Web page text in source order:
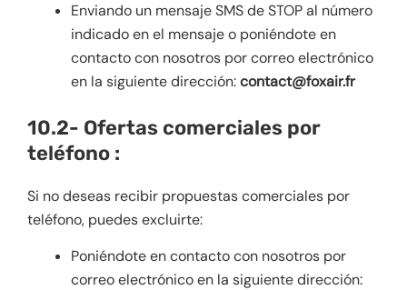
Enviando un mensaje SMS de STOP al número
indicado en el mensaje o poniéndote en
contacto con nosotros por correo electrónico
en la siguiente dirección:contact@foxair.fr
10.2- Ofertas comerciales por
teléfono :
Si no deseas recibir propuestas comerciales por
teléfono, puedes excluirte:
Poniéndote en contacto con nosotros por
correo electrónico en la siguiente dirección: